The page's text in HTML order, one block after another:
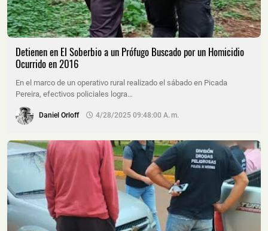
Detienen en El Soberbio a un Prófugo Buscado por un Homicidio
Ocurrido en 2016
En el marco de un operativo rural realizado el sábado en Picada
Pereira, efectivos policiales logra…
Daniel Orloff 4/28/2025 09:48:00 A. M.